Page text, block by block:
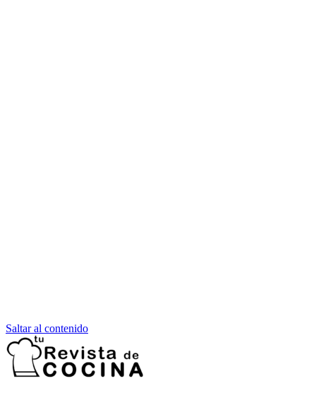
Saltar al contenido